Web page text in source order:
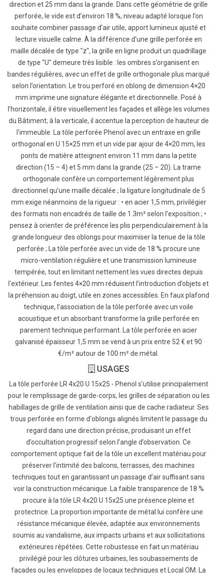
direction et 25 mm dans la grande. Dans cette géométrie de grille
perforée, le vide est d’environ 18 %, niveau adapté lorsque l’on
souhaite combiner passage d’air utile, apport lumineux ajusté et
lecture visuelle calme. À la différence d’une grille perforée en
maille décalée de type "z", la grille en ligne produit un quadrillage
de type "U" demeure très lisible : les ombres s’organisent en
bandes régulières, avec un effet de grille orthogonale plus marqué
selon l’orientation. Le trou perforé en oblong de dimension 4×20
mm imprime une signature élégante et directionnelle. Posé à
l’horizontale, il étire visuellement les façades et allège les volumes
du Bâtiment; à la verticale, il accentue la perception de hauteur de
l'immeuble. La tôle perforée Phenol avec un entraxe en grille
orthogonal en U 15×25 mm et un vide par ajour de 4×20 mm, les
ponts de matière atteignent environ 11 mm dans la petite
direction (15 – 4) et 5 mm dans la grande (25 – 20). La trame
orthogonale confère un comportement légèrement plus
directionnel qu’une maille décalée ; la ligature longitudinale de 5
mm exige néanmoins de la rigueur : • en acier 1,5 mm, privilégier
des formats non encadrés de taille de 1.3m² selon l’exposition ; •
pensez à orienter de préférence les plis perpendiculairement à la
grande longueur des oblongs pour maximiser la tenue de la tôle
perforée ; La tôle perforée avec un vide de 18 % procure une
micro-ventilation régulière et une transmission lumineuse
tempérée, tout en limitant nettement les vues directes depuis
l'extérieur. Les fentes 4×20 mm réduisent l’introduction d’objets et
la préhension au doigt, utile en zones accessibles. En faux plafond
technique, l’association de la tôle perforée avec un voile
acoustique et un absorbant transforme la grille perforée en
parement technique performant. La tôle perforée en acier
galvanisé épaisseur 1,5 mm se vend à un prix entre 52 € et 90
€/m² autour de 100 m² de métal.
USAGES
La tôle perforée LR 4x20 U 15x25 - Phenol s’utilise principalement
pour le remplissage de garde-corps, les grilles de séparation ou les
habillages de grille de ventilation ainsi que de cache radiateur. Ses
trous perforée en forme d'oblongs alignés limitent le passage du
regard dans une direction précise, produisant un effet
d’occultation progressif selon l’angle d’observation. Ce
comportement optique fait de la tôle un excellent matériau pour
préserver l’intimité des balcons, terrasses, des machines
techniques tout en garantissant un passage d’air suffisant sans
voir la construction mécanique. La faible transparence de 18 %
procure à la tôle LR 4x20 U 15x25 une présence pleine et
protectrice. La proportion importante de métal lui confère une
résistance mécanique élevée, adaptée aux environnements
soumis au vandalisme, aux impacts urbains et aux sollicitations
extérieures répétées. Cette robustesse en fait un matériau
privilégié pour les clôtures urbaines, les soubassements de
façades ou les enveloppes de locaux techniques et Local OM. La